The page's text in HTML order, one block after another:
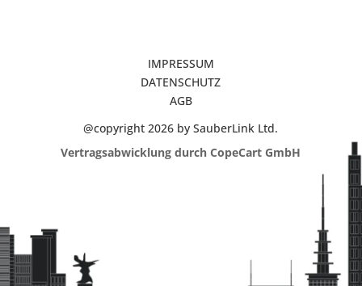
IMPRESSUM
DATENSCHUTZ
AGB
@copyright 2026 by SauberLink Ltd.
Vertragsabwicklung durch CopeCart GmbH